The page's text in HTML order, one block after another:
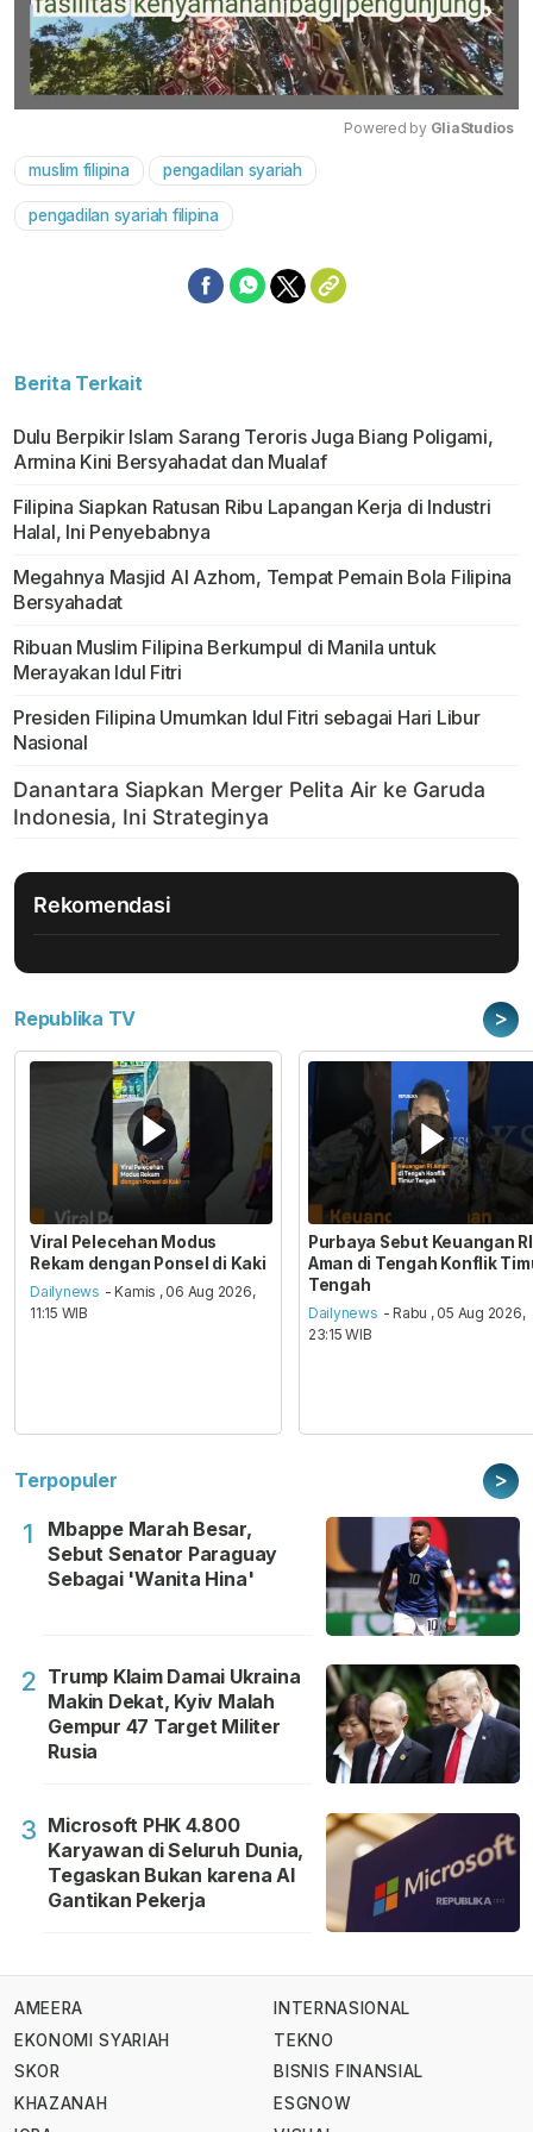
Powered by GliaStudios
muslim filipina pengadilan syariah
pengadilan syariah filipina
Berita Terkait
Dulu Berpikir Islam Sarang Teroris Juga Biang Poligami,
Armina Kini Bersyahadat dan Mualaf
Filipina Siapkan Ratusan Ribu Lapangan Kerja di Industri
Halal, Ini Penyebabnya
Megahnya Masjid Al Azhom, Tempat Pemain Bola Filipina
Bersyahadat
Ribuan Muslim Filipina Berkumpul di Manila untuk
Merayakan Idul Fitri
Presiden Filipina Umumkan Idul Fitri sebagai Hari Libur
Nasional
Rekomendasi
Republika TV >
Viral Pelecehan Modus
Rekam dengan Ponsel di Kaki
Dailynews - Kamis , 06 Aug 2026,
11:15 WIB
Purbaya Sebut Keuangan RI
Aman di Tengah Konflik
Tengah
Dailynews - Rabu , 05 Aug 2026,
23:15 WIB
Terpopuler >
1
Mbappe Marah Besar,
Sebut Senator Paraguay
Sebagai 'Wanita Hina'
2 Trump Klaim Damai Ukraina
Makin Dekat, Kyiv Malah
Gempur 47 Target Militer
Rusia
3 Microsoft PHK 4.800
Karyawan di Seluruh Dunia,
Tegaskan Bukan karena AI
Gantikan Pekerja
AMEERA
EKONOMI SYARIAH
SKOR
KHAZANAH
INTERNASIONAL
TEKNO
BISNIS FINANSIAL
ESGNOW